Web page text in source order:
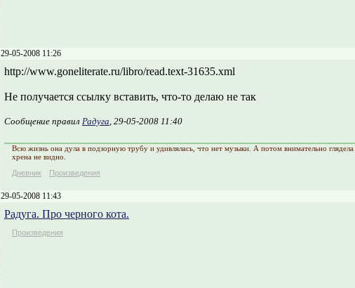
29-05-2008 11:26
http://www.goneliterate.ru/libro/read.text-31635.xml
Не получается ссылку вставить, что-то делаю не так
Сообщение правил Радуга, 29-05-2008 11:40
Всю жизнь она дула в подзорную трубу и удивлялась, что нет музыки. А потом внимательно
хрена не видно.
Дневник
Произведения
29-05-2008 11:43
Радуга. Про черного кота.
Произведения